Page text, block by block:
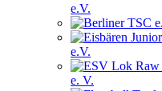
e.V.
e.V.
e. V.